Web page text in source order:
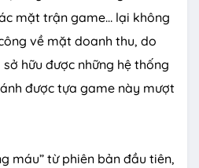
mặt trận game… lại không
về mặt doanh thu, do
hữu được những hệ thống
được tựa game này mượt
máu” từ phiên bản đầu tiên,